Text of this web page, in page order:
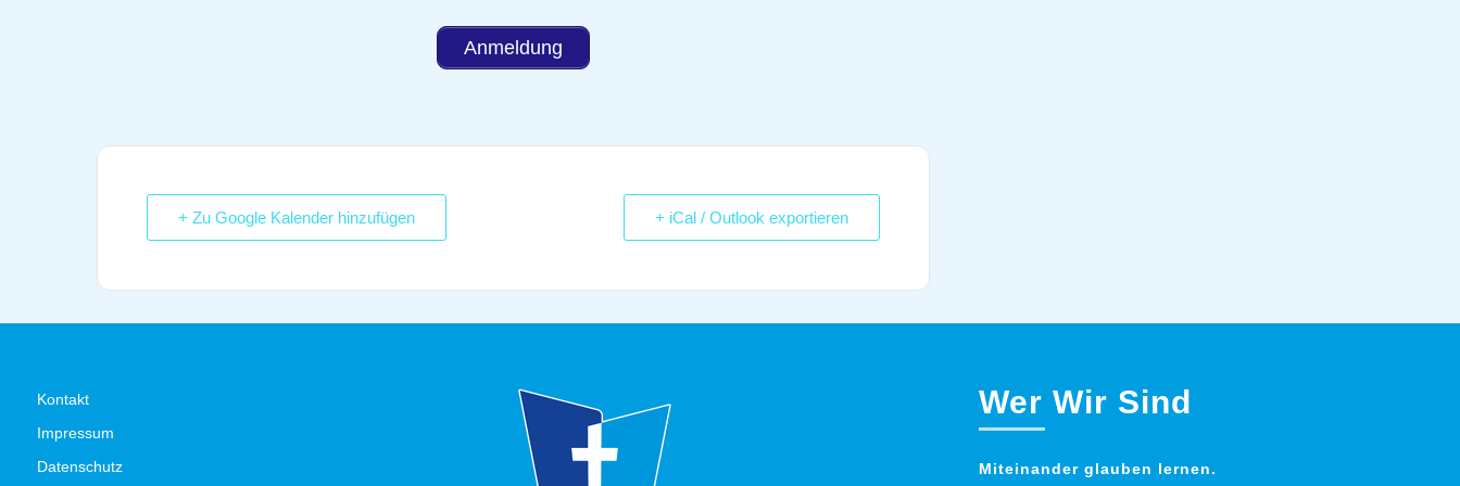
Anmeldung
+ Zu Google Kalender hinzufügen + iCal / Outlook exportieren
Kontakt
Impressum
Datenschutz
Wer Wir Sind
Miteinander glauben lernen.